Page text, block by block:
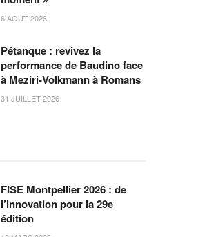
6 AOÛT 2026
Pétanque : revivez la
performance de Baudino face
à Meziri-Volkmann à Romans
31 JUILLET 2026
FISE Montpellier 2026 : de
l’innovation pour la 29e
édition